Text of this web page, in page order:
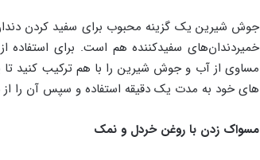
جوش شیرین یک گزینه محبوب برای سفید کردن
خمیردندان‌های سفیدکننده هم است. برای
مساوی از آب و جوش شیرین را با هم ترکیب کنید
های خود به مدت یک دقیقه استفاده و سپس آن را
مسواک زدن با روغن خردل و نمک